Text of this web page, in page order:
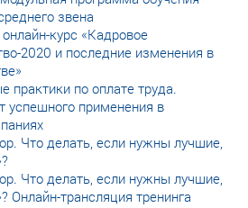
звена
курс «Кадровое
2020 и последние изменения в
практики по оплате труда.
применения в
Что делать, если нужны лучшие,
Что делать, если нужны лучшие,
Онлайн-трансляция тренинга